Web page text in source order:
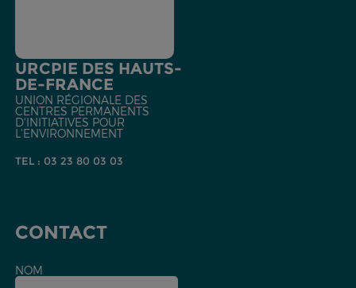
URCPIE DES HAUTS-
DE-FRANCE
UNION RÉGIONALE DES
CENTRES PERMANENTS
D'INITIATIVES POUR
L'ENVIRONNEMENT
TEL : 03 23 80 03 03
CONTACT
NOM